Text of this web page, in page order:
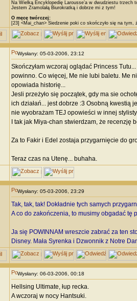
Na Wielką Encyklopedię Larousse’a w dwudziestu trzech
Jestem Zramolałą Biurokratką i dobrze mi z tym!
O męcę twórczej:
[23] <Mai_chan> Siedzenie poki co skończyło się na
Wysłany: 05-03-2006, 23:12
Skończyłam wczoraj oglądać Princess
powinno. Co więcej, Me nie lubi baletu. Me
opowiada historię...
Jesli przeżyło się początek, gdy ma sie
ich działań... jest dobrze :3 Osobną kwestią
nie wyobrażam TEJ opowieści w innej
I tak jak Miya-chan stwierdzam, że recenzję
Za to Fakir i Edel zostaja przygarnięcie do
Teraz czas na Utenę... buhaha.
Wysłany: 05-03-2006, 23:29
Tak, tak, tak! Dokładnie tych samych
A co do zakończenia, to musimy obgadać tę
Ja się POWINNAM wreszcie zabrać za ten
Disney. Mała Syrenka i Dzwonnik z Notre
Wysłany: 06-03-2006, 00:18
Hellsing Ultimate, łup recka.
A wczoraj w nocy Hantsuki.